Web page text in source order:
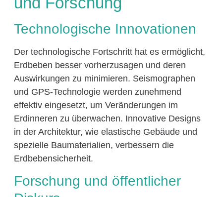
Technologische Innovationen
Der technologische Fortschritt hat es ermöglicht,
Erdbeben besser vorherzusagen und deren
Auswirkungen zu minimieren. Seismographen
und GPS-Technologie werden zunehmend
effektiv eingesetzt, um Veränderungen im
Erdinneren zu überwachen. Innovative Designs
in der Architektur, wie elastische Gebäude und
spezielle Baumaterialien, verbessern die
Erdbebensicherheit.
Forschung und öffentlicher